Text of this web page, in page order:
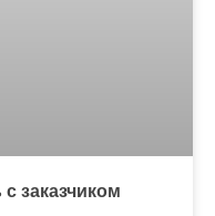
заказчиком